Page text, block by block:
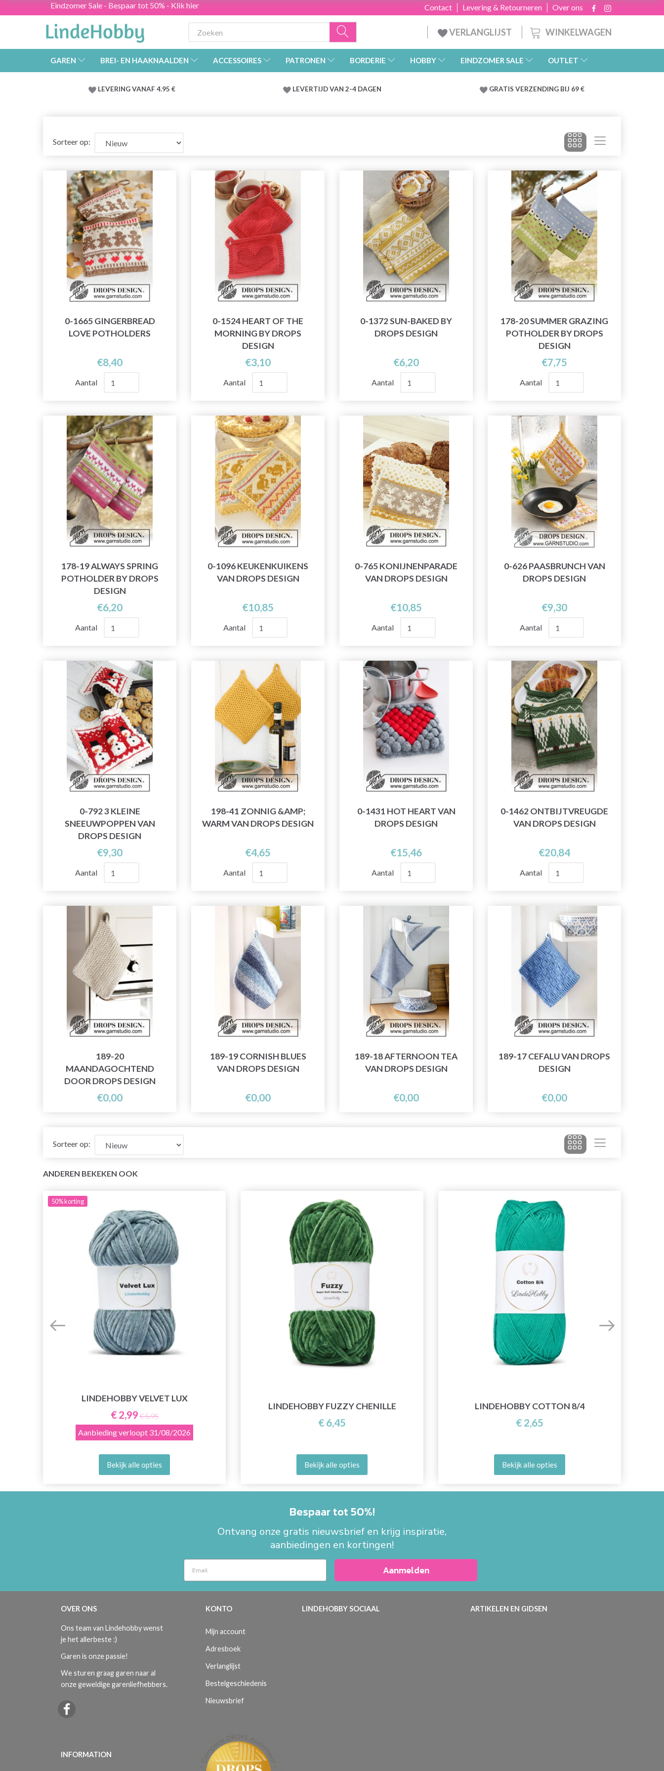
Eindzomer Sale - Bespaar tot 50% - Klik hier Over ons
Levering & Retourneren
Contact
WINKELWAGEN
VERLANGLIJST
GAREN BREI- EN HAAKNAALDEN ACCESSOIRES PATRONEN BORDERIE HOBBY EINDZOMER SALE OUTLET
LEVERING VANAF 4.95 € LEVERTIJD VAN 2-4 DAGEN GRATIS VERZENDING BIJ 69 €
Sorteer op:
0-1665 GINGERBREAD
LOVE POTHOLDERS
€8,40
Aantal
0-1524 HEART OF THE
MORNING BY DROPS
DESIGN
€3,10
Aantal
0-1372 SUN-BAKED BY
DROPS DESIGN
€6,20
Aantal
178-20 SUMMER GRAZING
POTHOLDER BY DROPS
DESIGN
€7,75
Aantal
178-19 ALWAYS SPRING
POTHOLDER BY DROPS
DESIGN
€6,20
Aantal
0-1096 KEUKENKUIKENS
VAN DROPS DESIGN
€10,85
Aantal
0-765 KONIJNENPARADE
VAN DROPS DESIGN
€10,85
Aantal
0-626 PAASBRUNCH VAN
DROPS DESIGN
€9,30
Aantal
0-792 3 KLEINE
SNEEUWPOPPEN VAN
DROPS DESIGN
€9,30
Aantal
198-41 ZONNIG &AMP;
WARM VAN DROPS DESIGN
€4,65
Aantal
0-1431 HOT HEART VAN
DROPS DESIGN
€15,46
Aantal
0-1462 ONTBIJTVREUGDE
VAN DROPS DESIGN
€20,84
Aantal
189-20
MAANDAGOCHTEND
DOOR DROPS DESIGN
€0,00
189-19 CORNISH BLUES
VAN DROPS DESIGN
€0,00
189-18 AFTERNOON TEA
VAN DROPS DESIGN
€0,00
189-17 CEFALU VAN DROPS
DESIGN
€0,00
Sorteer op:
ANDEREN BEKEKEN OOK
50%korting
LINDEHOBBY VELVET LUX
€ 2,99 € 5,95
Aanbieding verloopt 31/08/2026
Bekijk alle opties
LINDEHOBBY FUZZY CHENILLE
€ 6,45
Bekijk alle opties
LINDEHOBBY COTTON 8/4
€ 2,65
Bekijk alle opties
Bespaar tot 50%!
Ontvang onze gratis nieuwsbrief en krijg inspiratie,
aanbiedingen en kortingen!
Aanmelden
OVER ONS
Ons team van Lindehobby wenst
je het allerbeste :)
Garen is onze passie!
We sturen graag garen naar al
onze geweldige garenliefhebbers.
INFORMATION
KONTO
Mijn account
Adresboek
Verlanglijst
Bestelgeschiedenis
Nieuwsbrief
LINDEHOBBY SOCIAAL ARTIKELEN EN GIDSEN